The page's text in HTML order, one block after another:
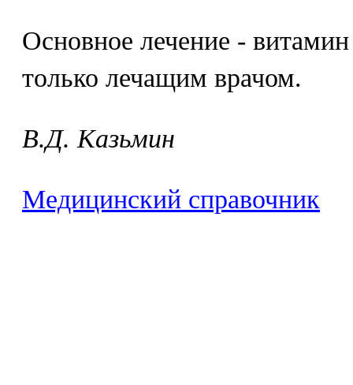
Основное лечение -
только лечащим врачом.
B.Д. Kaзьмин
Медицинский справочник